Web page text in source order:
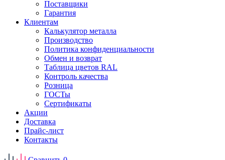
Поставщики
Гарантия
Клиентам
Калькулятор металла
Производство
Политика конфиденциальности
Обмен и возврат
Таблица цветов RAL
Контроль качества
Розница
ГОСТы
Сертификаты
Акции
Доставка
Прайс-лист
Контакты